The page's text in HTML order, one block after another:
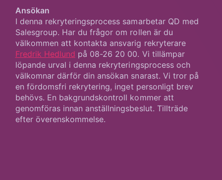
Ansökan
I denna rekryteringsprocess samarbetar QD med
Salesgroup. Har du frågor om rollen är du
välkommen att kontakta ansvarig rekryterare
Fredrik Hedlund på 08-26 20 00. Vi tillämpar
löpande urval i denna rekryteringsprocess och
välkomnar därför din ansökan snarast. Vi tror på
en fördomsfri rekrytering, inget personligt brev
behövs. En bakgrundskontroll kommer att
genomföras innan anställningsbeslut. Tillträde
efter överenskommelse.